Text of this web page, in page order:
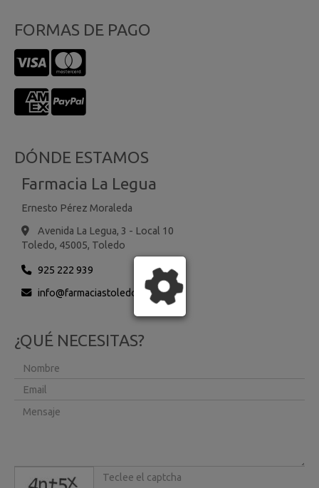
FORMAS DE PAGO
DÓNDE ESTAMOS
Farmacia La Legua
Ernesto Pérez Moraleda
Avenida La Legua, 3 - Local 10
Toledo, 45005, Toledo
925 222 939
info
farmaciastoledo.es
¿QUÉ NECESITAS?
captcha